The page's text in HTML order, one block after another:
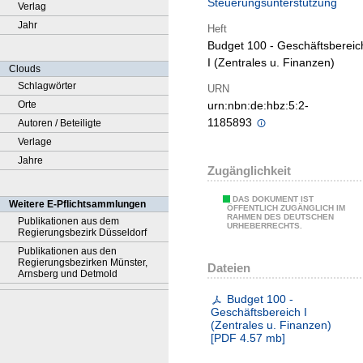
Verlag
Jahr
Clouds
Schlagwörter
Orte
Autoren / Beteiligte
Verlage
Jahre
Weitere E-Pflichtsammlungen
Publikationen aus dem
Regierungsbezirk Düsseldorf
Publikationen aus den
Regierungsbezirken Münster,
Arnsberg und Detmold
Steuerungsunterstützung
Heft
Budget 100 -
I (Zentrales u. Finanzen)
URN
urn:nbn:de:hbz:5:2-
1185893
Zugänglichkeit
DAS DOKUMENT IST
ÖFFENTLICH ZUGÄNGLICH IM
RAHMEN DES DEUTSCHEN
URHEBERRECHTS.
Dateien
Budget 100 -
Geschäftsbereich I
(Zentrales u. Finanzen)
[PDF 4.57 mb]